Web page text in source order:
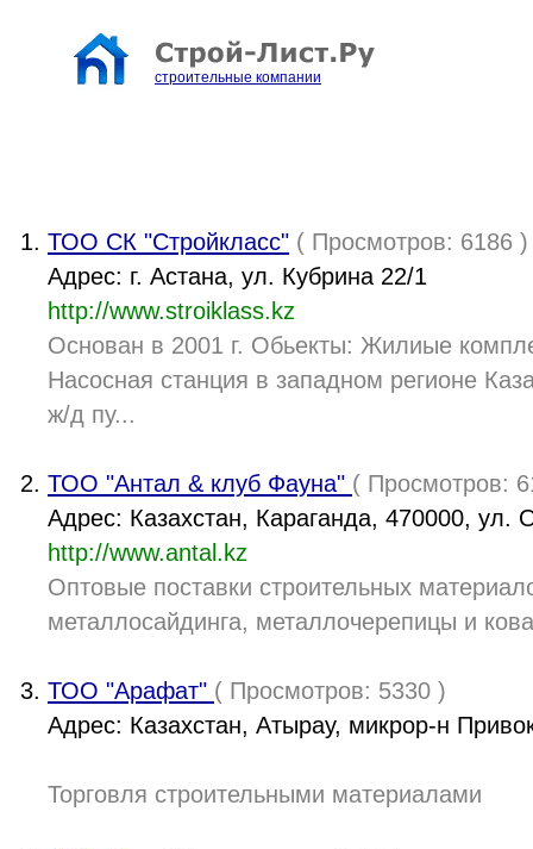
строительные компании
ТОО СК "Стройкласс" ( Просмотров: 6186 )
Адрес: г. Астана, ул. Кубрина 22/1
http://www.stroiklass.kz
Основан в 2001 г. Обьекты: Жилиые
Насосная станция в западном регионе
ж/д пу...
ТОО "Антал & клуб Фауна" ( Просмотров:
Адрес: Казахстан, Караганда, 470000, ул.
http://www.antal.kz
Оптовые поставки строительных
металлосайдинга, металлочерепицы и
ТОО "Арафат" ( Просмотров: 5330 )
Адрес: Казахстан, Атырау, микрор-н
Торговля строительными материалами